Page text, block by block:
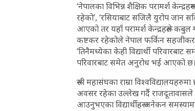
‘नेपालका विभिन्न शैक्षिक परामर्श
रहेको’, ‘रसियाबाट सजिलै युरोप जान
आएको तर यहाँ परामर्श केन्द्रहरूले
कष्टकर रहेकोले नेपाल फर्किन
‘तिनैमध्येका केही विद्यार्थी
परिवारबाट समेत अनुरोध भई आएको
रूसी महासंघका राम्रा
अवसर रहेका उल्लेख गर्दै राजदूतावासले
आउनुभएका विद्यार्थीहरू अनेकन